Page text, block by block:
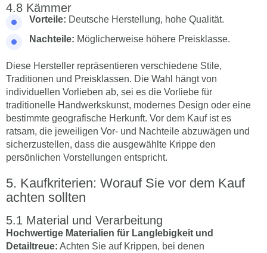
Kämmer
Vorteile: Deutsche Herstellung, hohe Qualität.
Nachteile: Möglicherweise höhere Preisklasse.
Diese Hersteller repräsentieren verschiedene Stile,
Traditionen und Preisklassen. Die Wahl hängt von
individuellen Vorlieben ab, sei es die Vorliebe für
traditionelle Handwerkskunst, modernes Design oder eine
bestimmte geografische Herkunft. Vor dem Kauf ist es
ratsam, die jeweiligen Vor- und Nachteile abzuwägen und
sicherzustellen, dass die ausgewählte Krippe den
persönlichen Vorstellungen entspricht.
Kaufkriterien: Worauf Sie vor dem Kauf
achten sollten
Material und Verarbeitung
Hochwertige Materialien für Langlebigkeit und
Detailtreue: Achten Sie auf Krippen, bei denen